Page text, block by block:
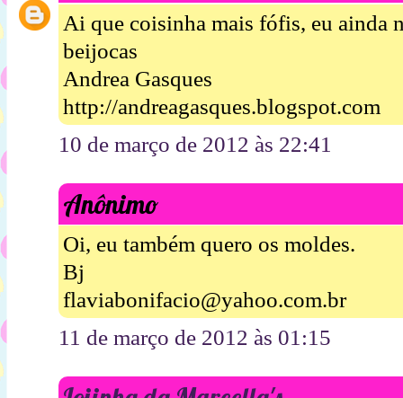
Ai que coisinha mais fófis, eu ainda
beijocas
Andrea Gasques
http://andreagasques.blogspot.com
10 de março de 2012 às 22:41
Anônimo
Oi, eu também quero os moldes.
Bj
flaviabonifacio@yahoo.com.br
11 de março de 2012 às 01:15